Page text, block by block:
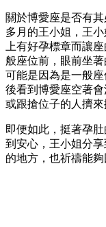
關於博愛座是否有
多月的王小姐，王
上有好孕標章而讓
般座位前，眼前坐
可能是因為是一般
後看到博愛座空著
或跟搶位子的人擠來
即便如此，挺著孕
到安心，王小姐分
的地方，也祈禱能